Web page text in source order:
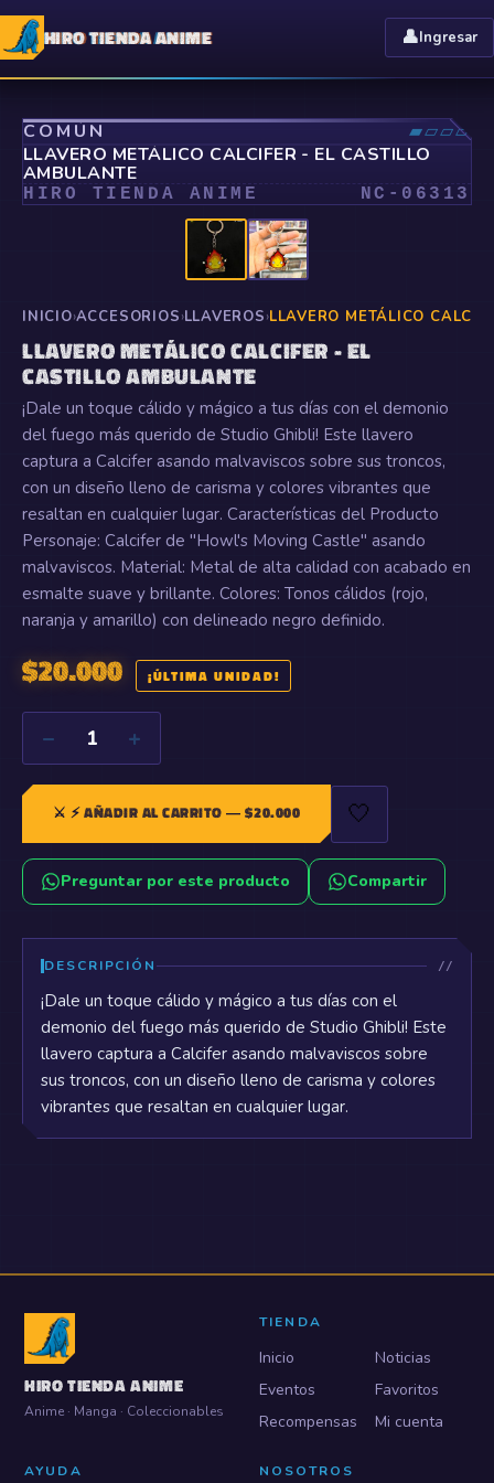
HIRO TIENDA ANIME 👤Ingresar
COMÚN ▰▱▱▱
⤢
LLAVERO METÁLICO CALCIFER - EL CASTILLO
AMBULANTE
HIRO TIENDA ANIME NC- 06313
INICIO›ACCESORIOS›LLAVEROS›LLAVERO METÁLICO
LLAVERO METÁLICO CALCIFER - EL
CASTILLO AMBULANTE
¡Dale un toque cálido y mágico a tus días con el demonio
del fuego más querido de Studio Ghibli! Este llavero
captura a Calcifer asando malvaviscos sobre sus troncos,
con un diseño lleno de carisma y colores vibrantes que
resaltan en cualquier lugar. Características del Producto
Personaje: Calcifer de "Howl's Moving Castle" asando
malvaviscos. Material: Metal de alta calidad con acabado en
esmalte suave y brillante. Colores: Tonos cálidos (rojo,
naranja y amarillo) con delineado negro definido.
$20.000 ¡ÚLTIMA UNIDAD!
− 1 +
⚔️⚡ AÑADIR AL CARRITO — $20.000 🤍
Preguntar por este producto Compartir
DESCRIPCIÓN
¡Dale un toque cálido y mágico a tus días con el
demonio del fuego más querido de Studio Ghibli! Este
llavero captura a Calcifer asando malvaviscos sobre
sus troncos, con un diseño lleno de carisma y colores
vibrantes que resaltan en cualquier lugar.
HIRO TIENDA ANIME
Anime · Manga · Coleccionables
TIENDA
Inicio
Noticias
Eventos
Favoritos
Recompensas
Mi cuenta
AYUDA NOSOTROS